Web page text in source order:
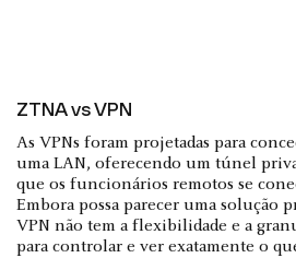
ZTNA vs VPN
As VPNs foram projetadas para
uma LAN, oferecendo um túnel
que os funcionários remotos se
Embora possa parecer uma solução
VPN não tem a flexibilidade e a
para controlar e ver exatamente o